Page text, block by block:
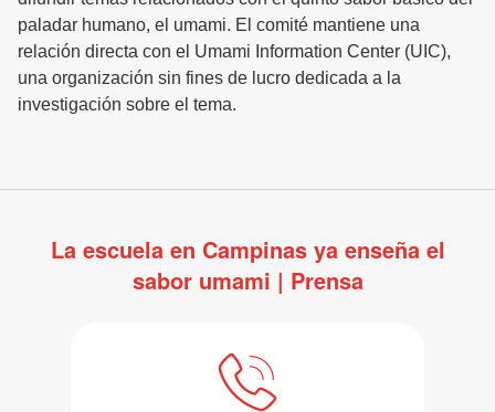
paladar humano, el umami. El comité mantiene una
relación directa con el Umami Information Center (UIC),
una organización sin fines de lucro dedicada a la
investigación sobre el tema.
La escuela en Campinas ya enseña el
sabor umami | Prensa